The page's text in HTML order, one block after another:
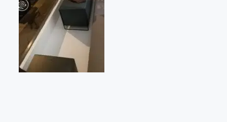
Política de cookies
Expositions
Bruit de gommettes Paris 2025